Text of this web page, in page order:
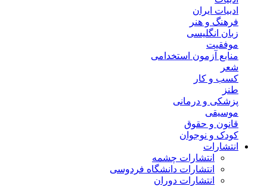
ادبیات ایران
فرهنگ و هنر
زبان انگلیسی
موفقیت
منابع آزمون استخدامی
شعر
کسب و کار
طنز
پزشکی و درمانی
موسیقی
قانون و حقوق
کودک و نوجوان
انتشارات
انتشارات چشمه
انتشارات دانشگاه فردوسی
انتشارات دوران